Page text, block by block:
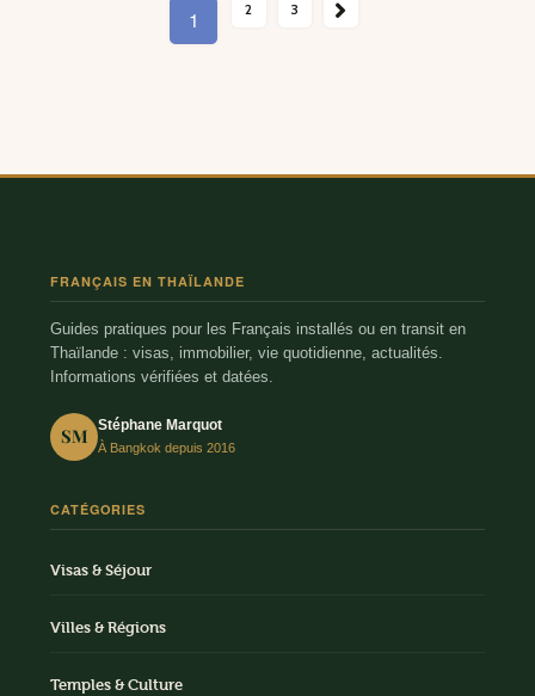
1 2 3
SUIVANT →
FRANÇAIS EN THAÏLANDE
Guides pratiques pour les Français installés ou en transit en
Thaïlande : visas, immobilier, vie quotidienne, actualités.
Informations vérifiées et datées.
SM Stéphane Marquot
À Bangkok depuis 2016
CATÉGORIES
Visas & Séjour
Villes & Régions
Temples & Culture